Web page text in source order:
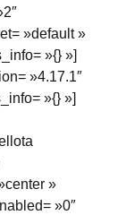
»default »
»{} »]
»4.17.1″
»{} »]
»
»0″